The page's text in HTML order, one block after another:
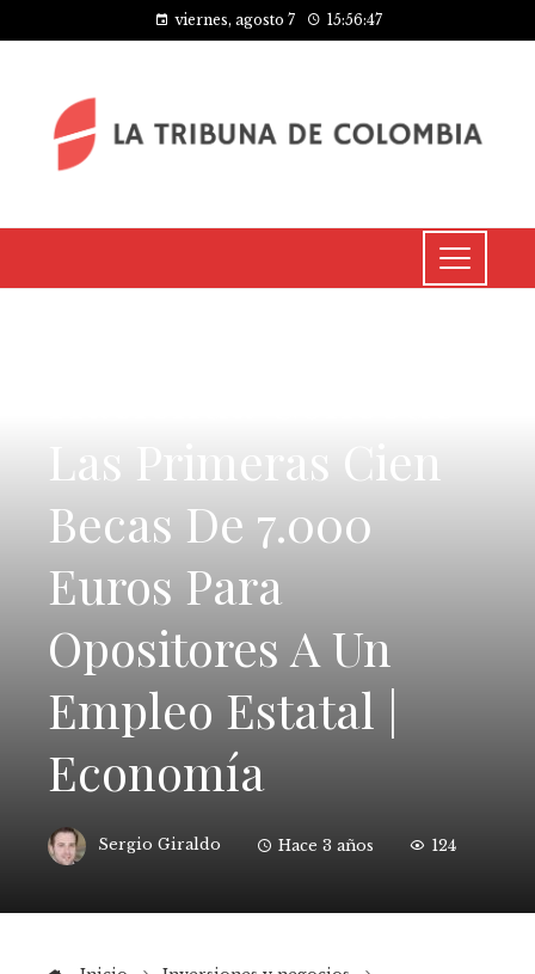
viernes, agosto 7 15:56:48
Las Primeras Cien
Becas De 7.000
Euros Para
Opositores A Un
Empleo Estatal |
Economía
Sergio Giraldo Hace 3 años 124